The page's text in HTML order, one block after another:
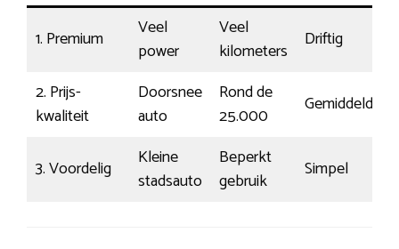
1. Premium
Veel
power
Veel
kilometers
Driftig
2. Prijs-
kwaliteit
Doorsnee
auto
Rond de
25.000
Gemiddeld
3. Voordelig
Kleine
stadsauto
Beperkt
gebruik
Simpel